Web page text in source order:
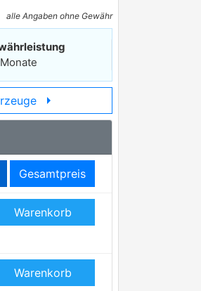
alle Angaben ohne Gewähr
arrow_right
Gesamtpreis
Warenkorb
Warenkorb